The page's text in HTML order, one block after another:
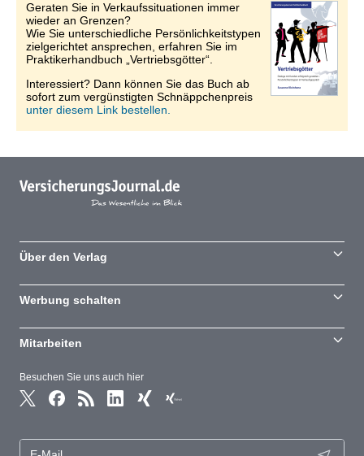
Geraten Sie in Verkaufssituationen immer
wieder an Grenzen?
Wie Sie unterschiedliche Persönlichkeitstypen
zielgerichtet ansprechen, erfahren Sie im
Praktikerhandbuch „Vertriebsgötter“.
Interessiert? Dann können Sie das Buch ab
sofort zum vergünstigten Schnäppchenpreis
unter diesem Link bestellen.
Besuchen Sie uns auch hier
Über den Verlag
Werbung schalten
Mitarbeiten